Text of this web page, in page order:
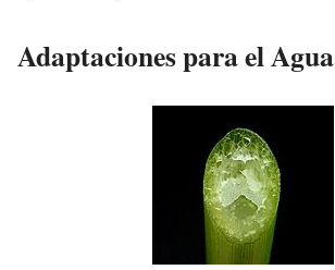
Adaptaciones para el Agua